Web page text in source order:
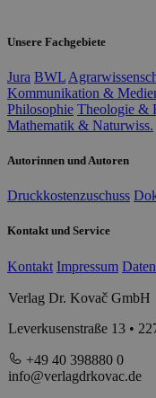
Unsere Fachgebiete
Jura BWL
Kommunikation &
Philosophie Theologie &
Mathematik & Naturwiss.
Autorinnen und Autoren
Druckkostenzuschuss
Kontakt und Service
Kontakt Impressum
Verlag Dr. Kovač GmbH
Leverkusenstraße 13 •
+49 40 398880 0
info@verlagdrkovac.de